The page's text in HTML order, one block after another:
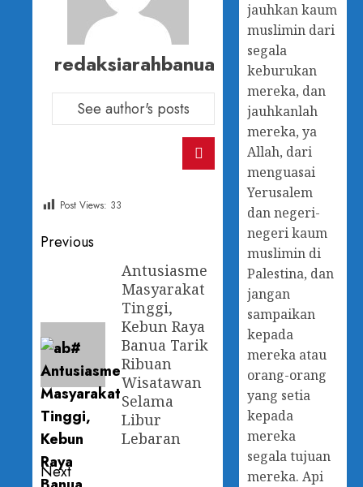
redaksiarahbanua
See author's posts
Post Views: 33
Previous
Antusiasme
Masyarakat
Tinggi,
Kebun Raya
Banua Tarik
Ribuan
Wisatawan
Selama
Libur
Lebaran
Next
jauhkan kaum
muslimin dari
segala
keburukan
mereka, dan
jauhkanlah
mereka, ya
Allah, dari
menguasai
Yerusalem
dan negeri-
negeri kaum
muslimin di
Palestina, dan
jangan
sampaikan
kepada
mereka atau
orang-orang
yang setia
kepada
mereka
segala tujuan
mereka. Api